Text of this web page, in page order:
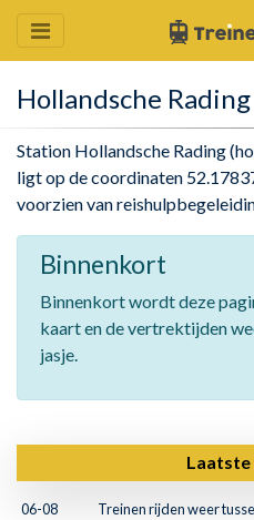
Hollandsche Rading
Station Hollandsche Rading
ligt op de coordinaten
voorzien van
Binnenkort
Binnenkort wordt deze
kaart en de vertrektijden
jasje.
Laatste
06-08
Treinen rijden weer